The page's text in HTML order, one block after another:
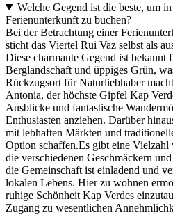
Welche Gegend ist die beste, um
Ferienunterkunft zu buchen?
Bei der Betrachtung einer
sticht das Viertel Rui Vaz selbst als
Diese charmante Gegend ist bekannt
Berglandschaft und üppiges Grün,
Rückzugsort für Naturliebhaber
Antonia, der höchste Gipfel Kap
Ausblicke und fantastische
Enthusiasten anziehen. Darüber
mit lebhaften Märkten und
Option schaffen.Es gibt eine
die verschiedenen Geschmäckern
die Gemeinschaft ist einladend und
lokalen Lebens. Hier zu wohnen
ruhige Schönheit Kap Verdes
Zugang zu wesentlichen